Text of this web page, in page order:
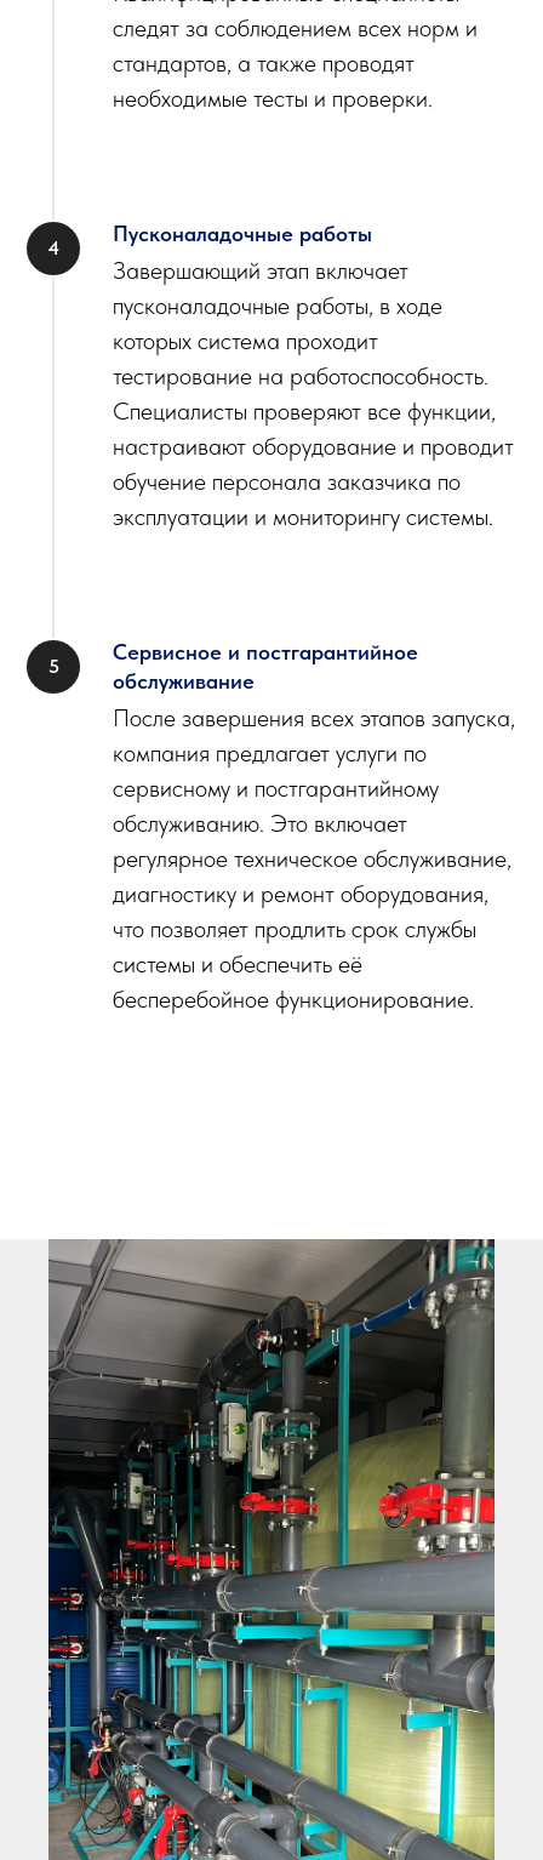
следят за соблюдением всех норм и
стандартов, а также проводят
необходимые тесты и проверки.
Пусконаладочные работы
Завершающий этап включает
пусконаладочные работы, в ходе
которых система проходит
тестирование на работоспособность.
Специалисты проверяют все функции,
настраивают оборудование и проводит
обучение персонала заказчика по
эксплуатации и мониторингу системы.
Сервисное и постгарантийное
обслуживание
После завершения всех этапов запуска,
компания предлагает услуги по
сервисному и постгарантийному
обслуживанию. Это включает
регулярное техническое обслуживание,
диагностику и ремонт оборудования,
что позволяет продлить срок службы
системы и обеспечить её
бесперебойное функционирование.